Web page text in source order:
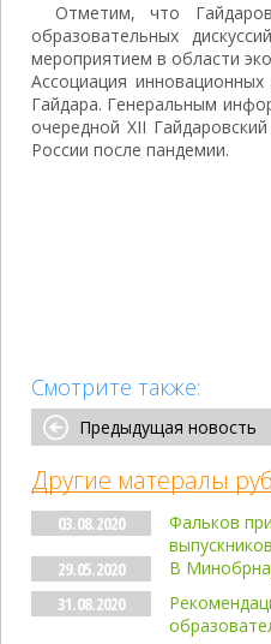
Отметим, что
образовательных
мероприятием в области
Ассоциация
Гайдара. Генеральным
очередной XII
России после пандемии.
Смотрите также:
Предыдущая новость
Другие матералы
03.08.2020
Фальков
выпускников
29.05.2020
В
31.08.2020